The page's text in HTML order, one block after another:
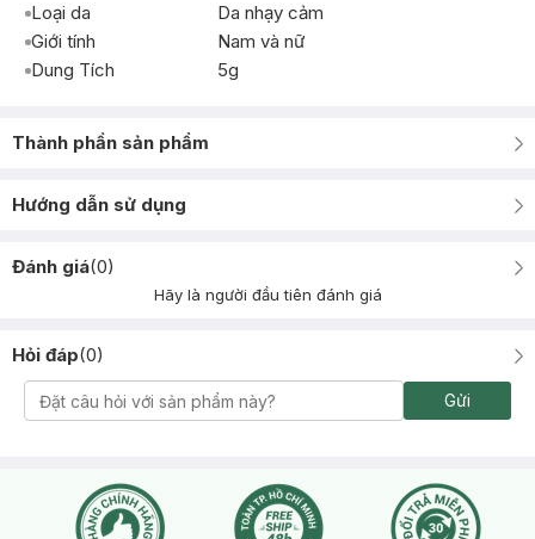
Loại da
Da nhạy cảm
Giới tính
Nam và nữ
Dung Tích
5g
Thành phần sản phẩm
Hướng dẫn sử dụng
Đánh giá(0)
Hãy là người đầu tiên đánh giá
Hỏi đáp(0)
Gửi